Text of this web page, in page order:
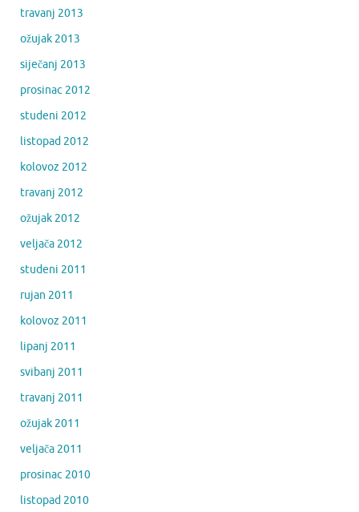
travanj 2013
ožujak 2013
siječanj 2013
prosinac 2012
studeni 2012
listopad 2012
kolovoz 2012
travanj 2012
ožujak 2012
veljača 2012
studeni 2011
rujan 2011
kolovoz 2011
lipanj 2011
svibanj 2011
travanj 2011
ožujak 2011
veljača 2011
prosinac 2010
listopad 2010